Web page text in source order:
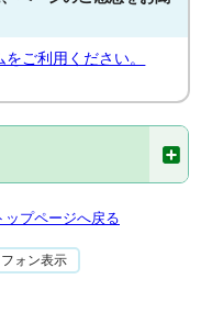
ご利用ください。
ップページへ戻る
ォン表示